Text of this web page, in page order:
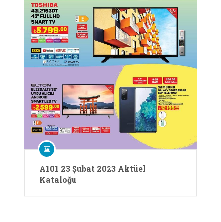
A101 23 Şubat 2023 Aktüel
Kataloğu